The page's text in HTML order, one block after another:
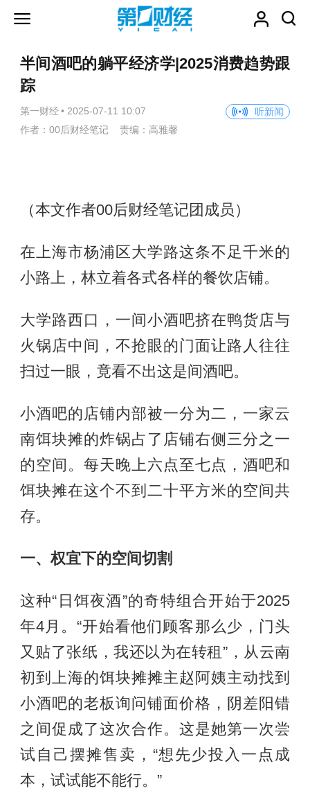
半间酒吧的躺平经济学|2025消费趋势跟
踪
第一财经 • 2025-07-11 10:07
听新闻
作者：00后财经笔记 责编：高雅馨
（本文作者00后财经笔记团成员）
在上海市杨浦区大学路这条不足千米的
小路上，林立着各式各样的餐饮店铺。
大学路西口，一间小酒吧挤在鸭货店与
火锅店中间，不抢眼的门面让路人往往
扫过一眼，竟看不出这是间酒吧。
小酒吧的店铺内部被一分为二，一家云
南饵块摊的炸锅占了店铺右侧三分之一
的空间。每天晚上六点至七点，酒吧和
饵块摊在这个不到二十平方米的空间共
存。
一、权宜下的空间切割
这种“日饵夜酒”的奇特组合开始于2025
年4月。“开始看他们顾客那么少，门头
又贴了张纸，我还以为在转租”，从云南
初到上海的饵块摊摊主赵阿姨主动找到
小酒吧的老板询问铺面价格，阴差阳错
之间促成了这次合作。这是她第一次尝
试自己摆摊售卖，“想先少投入一点成
本，试试能不能行。”